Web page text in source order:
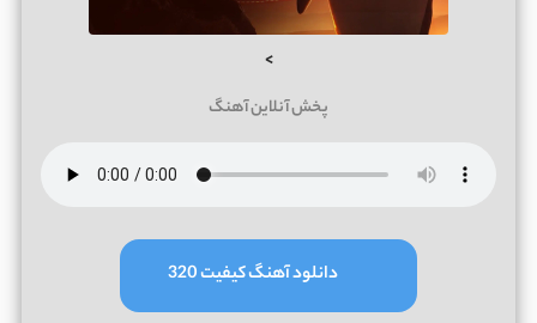
>
پخش آنلاین آهنگ
دانلود آهنگ کیفیت 320